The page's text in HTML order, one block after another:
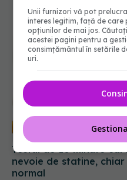
Testul de 10 minute
nevoie de statine,
normal
05 aug 2026, 19:42
Unii furnizori vă pot
interes legitim, față de
opțiunilor de mai jos.
acestei pagini pentru a
consimțământul în setările
uri.